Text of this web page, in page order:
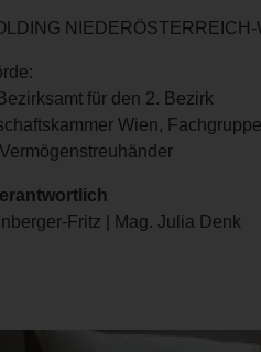
für den 2. Bezirk
Wien,
Fritz | Mag. Julia Denk